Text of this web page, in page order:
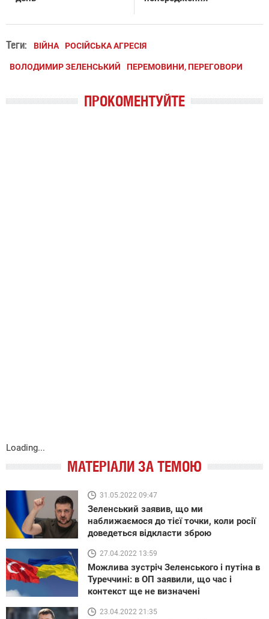
Теги: ВІЙНА РОСІЙСЬКА АГРЕСІЯ
ВОЛОДИМИР ЗЕЛЕНСЬКИЙ ПЕРЕМОВИНИ, ПЕРЕГОВОРИ
ПРОКОМЕНТУЙТЕ
Loading...
МАТЕРІАЛИ ЗА ТЕМОЮ
31.05.2022 09:47
Зеленський заявив, що ми
наближаємося до тієї точки, коли росії
доведеться відкласти зброю
27.04.2022 13:59
Можлива зустріч Зеленського і путіна в
Туреччині: в ОП заявили, що час і
контекст ще не визначені
23.04.2022 21:35